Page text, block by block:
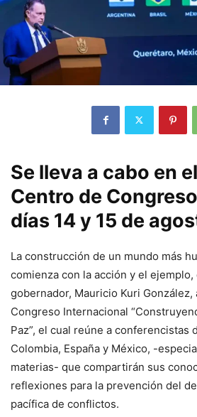
Se lleva a cabo en
Centro de
días 14 y 15 de
La construcción de un mundo más
comienza con la acción y el ejemplo,
gobernador, Mauricio Kuri González,
Congreso Internacional
Paz”, el cual reúne a conferencistas
Colombia, España y México, -
materias- que compartirán sus
reflexiones para la prevención del
pacífica de conflictos.